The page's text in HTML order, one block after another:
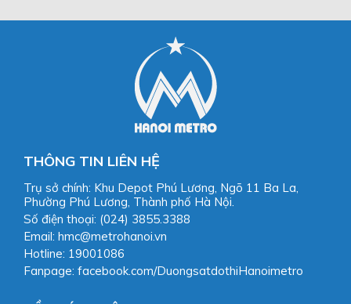
THÔNG TIN LIÊN HỆ
Trụ sở chính: Khu Depot Phú Lương, Ngõ 11 Ba La,
Phường Phú Lương, Thành phố Hà Nội.
Số điện thoại: (024) 3855.3388
Email: hmc@metrohanoi.vn
Hotline: 19001086
Fanpage: facebook.com/DuongsatdothiHanoimetro